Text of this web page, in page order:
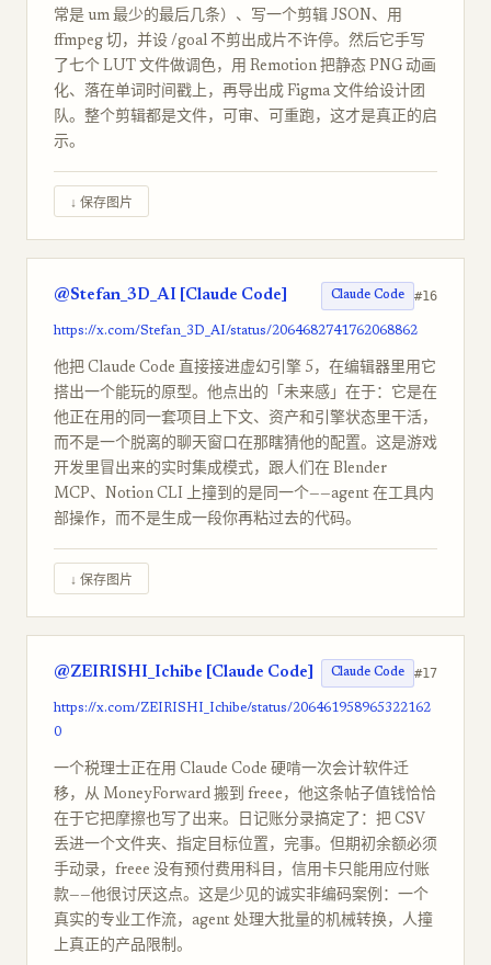
常是 um 最少的最后几条）、写一个剪辑 JSON、用
ffmpeg 切，并设 /goal 不剪出成片不许停。然后它手写
了七个 LUT 文件做调色，用 Remotion 把静态 PNG 动画
化、落在单词时间戳上，再导出成 Figma 文件给设计团
队。整个剪辑都是文件，可审、可重跑，这才是真正的启
示。
↓ 保存图片
@Stefan_3D_AI [Claude Code] Claude Code #16
https://x.com/Stefan_3D_AI/status/2064682741762068862
他把 Claude Code 直接接进虚幻引擎 5，在编辑器里用它
搭出一个能玩的原型。他点出的「未来感」在于：它是在
他正在用的同一套项目上下文、资产和引擎状态里干活，
而不是一个脱离的聊天窗口在那瞎猜他的配置。这是游戏
开发里冒出来的实时集成模式，跟人们在 Blender
MCP、Notion CLI 上撞到的是同一个——agent 在工具内
部操作，而不是生成一段你再粘过去的代码。
↓ 保存图片
@ZEIRISHI_Ichibe [Claude Code] Claude Code #17
https://x.com/ZEIRISHI_Ichibe/status/206461958965322162
0
一个税理士正在用 Claude Code 硬啃一次会计软件迁
移，从 MoneyForward 搬到 freee，他这条帖子值钱恰恰
在于它把摩擦也写了出来。日记账分录搞定了：把 CSV
丢进一个文件夹、指定目标位置，完事。但期初余额必须
手动录，freee 没有预付费用科目，信用卡只能用应付账
款——他很讨厌这点。这是少见的诚实非编码案例：一个
真实的专业工作流，agent 处理大批量的机械转换，人撞
上真正的产品限制。